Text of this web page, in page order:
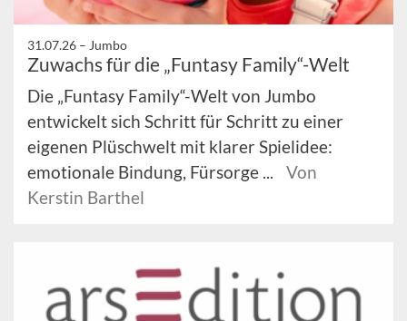
31.07.26 – Jumbo
Zuwachs für die „Funtasy Family“-Welt
Die „Funtasy Family“-Welt von Jumbo
entwickelt sich Schritt für Schritt zu einer
eigenen Plüschwelt mit klarer Spielidee:
emotionale Bindung, Fürsorge ...
Von
Kerstin Barthel